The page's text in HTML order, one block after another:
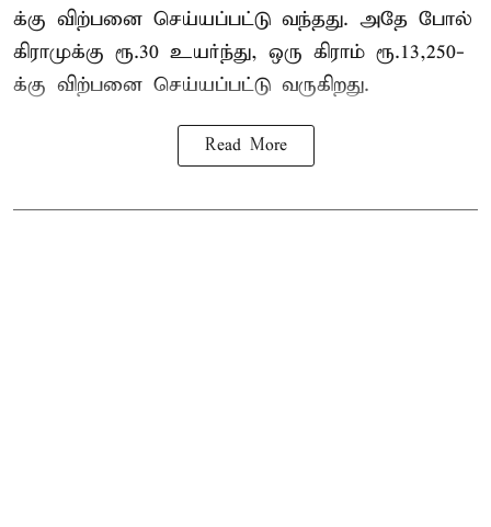
க்கு விற்பனை செய்யப்பட்டு வந்தது. அதே போல்
கிராமுக்கு ரூ.30 உயர்ந்து, ஒரு கிராம் ரூ.13,250-
க்கு விற்பனை செய்யப்பட்டு வருகிறது.
Read More